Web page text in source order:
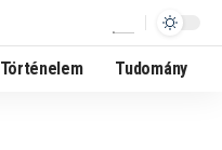
Történelem Tudomány